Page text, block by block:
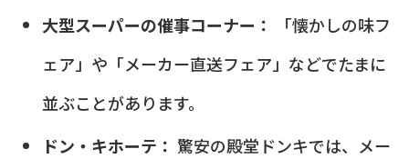
大型スーパーの催事コーナー：
「懐かしの味フ
ェア」や「メーカー直送フェア」などでたまに
並ぶことがあります。
ドン・キホーテ： 驚安の殿堂ドンキでは、メー